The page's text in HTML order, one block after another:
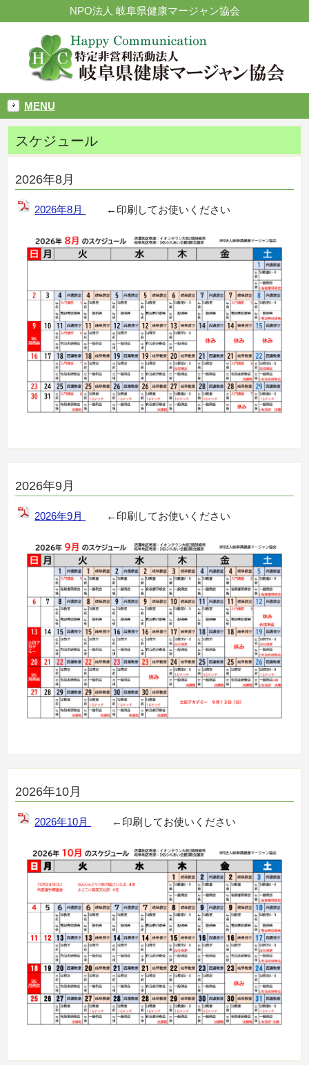
NPO法人 岐阜県健康マージャン協会
MENU
スケジュール
2026年8月
2026年8月 ←印刷してお使いください
2026年9月
2026年9月 ←印刷してお使いください
2026年10月
2026年10月 ←印刷してお使いください